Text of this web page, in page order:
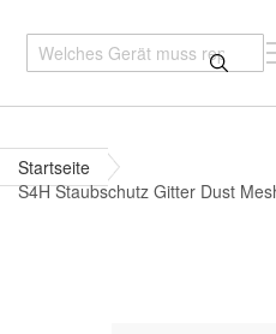
Startseite
S4H Staubschutz Gitter Dust